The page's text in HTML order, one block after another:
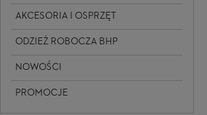
AKCESORIA I OSPRZĘT
ODZIEŻ ROBOCZA BHP
NOWOŚCI
PROMOCJE